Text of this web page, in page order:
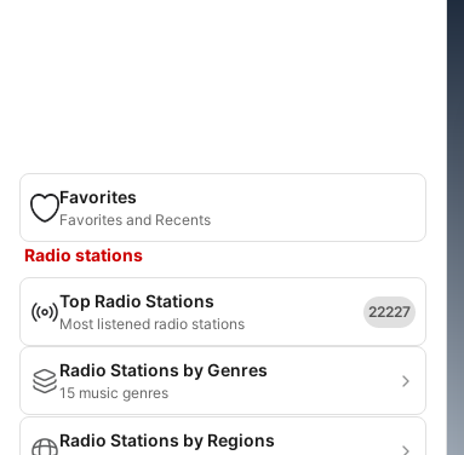
Favorites
Favorites and Recents
Radio stations
Top Radio Stations
Most listened radio stations
22227
Radio Stations by Genres
15 music genres
Radio Stations by Regions